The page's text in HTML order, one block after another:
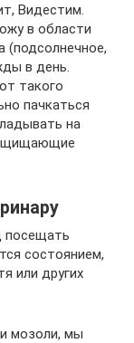
Видестим.
в области
(подсолнечное,
в день.
такого
пачкаться
на
посещать
состоянием,
или других
мозоли, мы